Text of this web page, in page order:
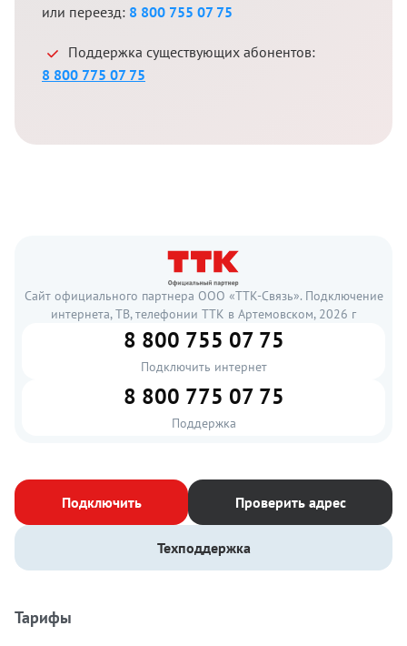
или переезд: 8 800 755 07 75
Поддержка существующих абонентов:
8 800 775 07 75
Сайт официального партнера ООО «ТТК-Связь». Подключение
интернета, ТВ, телефонии ТТК в Артемовском, 2026 г
8 800 755 07 75
Подключить интернет
8 800 775 07 75
Поддержка
Подключить Проверить адрес
Техподдержка
Тарифы